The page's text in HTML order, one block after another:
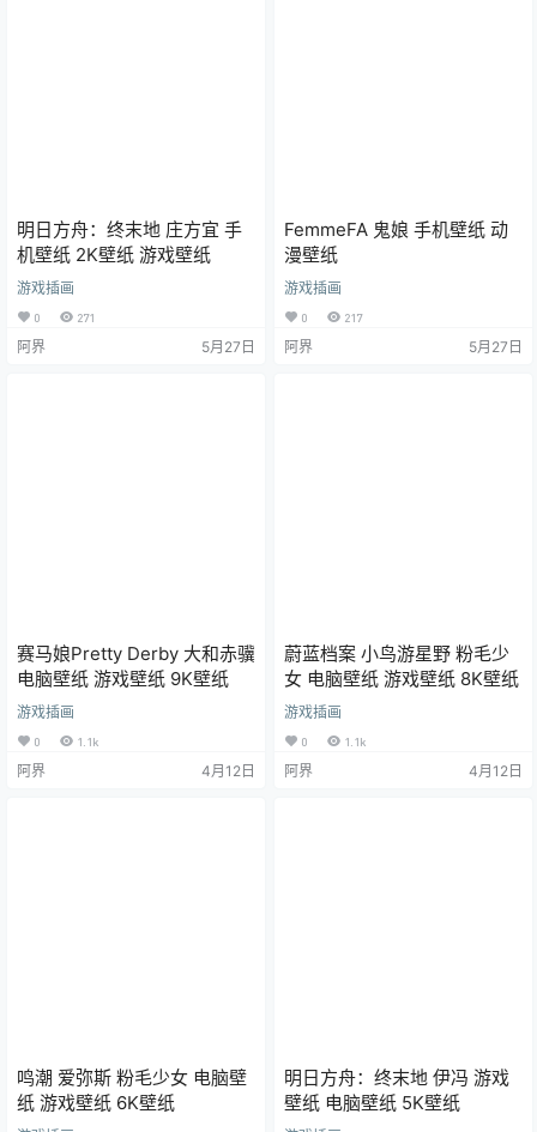
明日方舟：终末地 庄方宜 手
机壁纸 2K壁纸 游戏壁纸
游戏插画
0 271
阿界 5月27日
FemmeFA 鬼娘 手机壁纸 动
漫壁纸
游戏插画
0 217
阿界 5月27日
赛马娘Pretty Derby 大和赤骥
电脑壁纸 游戏壁纸 9K壁纸
游戏插画
0 1.1k
阿界 4月12日
蔚蓝档案 小鸟游星野 粉毛少
女 电脑壁纸 游戏壁纸 8K壁纸
游戏插画
0 1.1k
阿界 4月12日
鸣潮 爱弥斯 粉毛少女 电脑壁
纸 游戏壁纸 6K壁纸
明日方舟：终末地 伊冯 游戏
壁纸 电脑壁纸 5K壁纸